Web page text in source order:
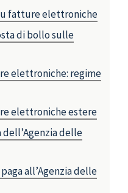
fatture elettroniche
di bollo sulle
elettroniche: regime
elettroniche estere
delle
all’Agenzia delle